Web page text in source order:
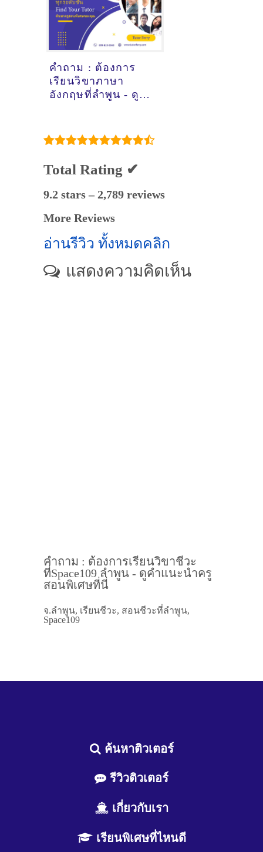
คำถาม : ต้องการ
เรียนวิขาภาษา
อังกฤษที่ลำพูน - ดูคำ
Total Rating ✔
9.2 stars – 2,789 reviews
More Reviews
อ่านรีวิว ทั้งหมดคลิก
แสดงความคิดเห็น
คำถาม : ต้องการเรียนวิขาชีวะ
ที่Space109 ลำพูน - ดูคำแนะนำครู
สอนพิเศษที่นี่
จ.ลำพูน, เรียนชีวะ, สอนชีวะที่ลำพูน,
Space109
ค้นหาติวเตอร์
รีวิวติวเตอร์
เกี่ยวกับเรา
เรียนพิเศษที่ไหนดี